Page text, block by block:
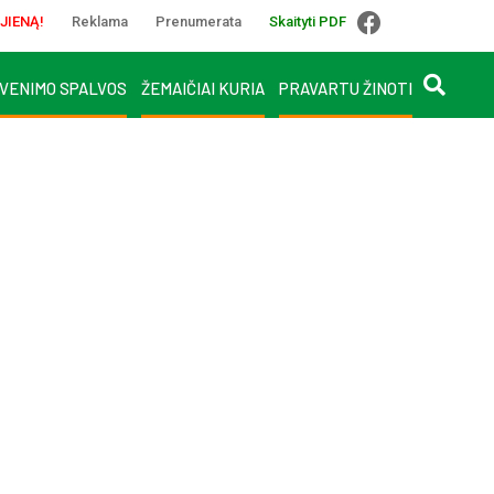
Reklama Prenumerata Skaityti PDF
SPALVOS ŽEMAIČIAI KURIA PRAVARTU ŽINOTI